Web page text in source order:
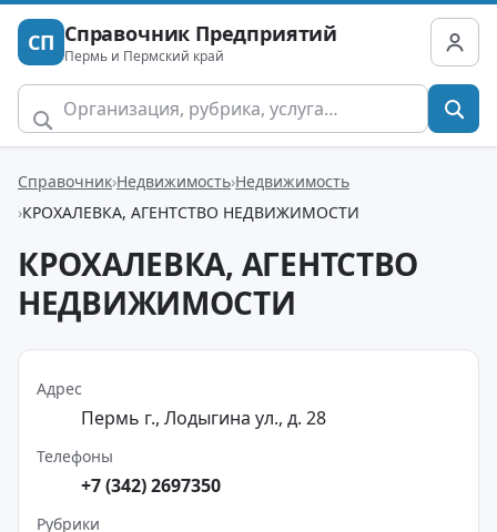
СП Справочник Предприятий
Пермь и Пермский край
Справочник Недвижимость Недвижимость
КРОХАЛЕВКА, АГЕНТСТВО НЕДВИЖИМОСТИ
КРОХАЛЕВКА, АГЕНТСТВО
НЕДВИЖИМОСТИ
Адрес
Пермь г., Лодыгина ул., д. 28
Телефоны
+7 (342) 2697350
Рубрики